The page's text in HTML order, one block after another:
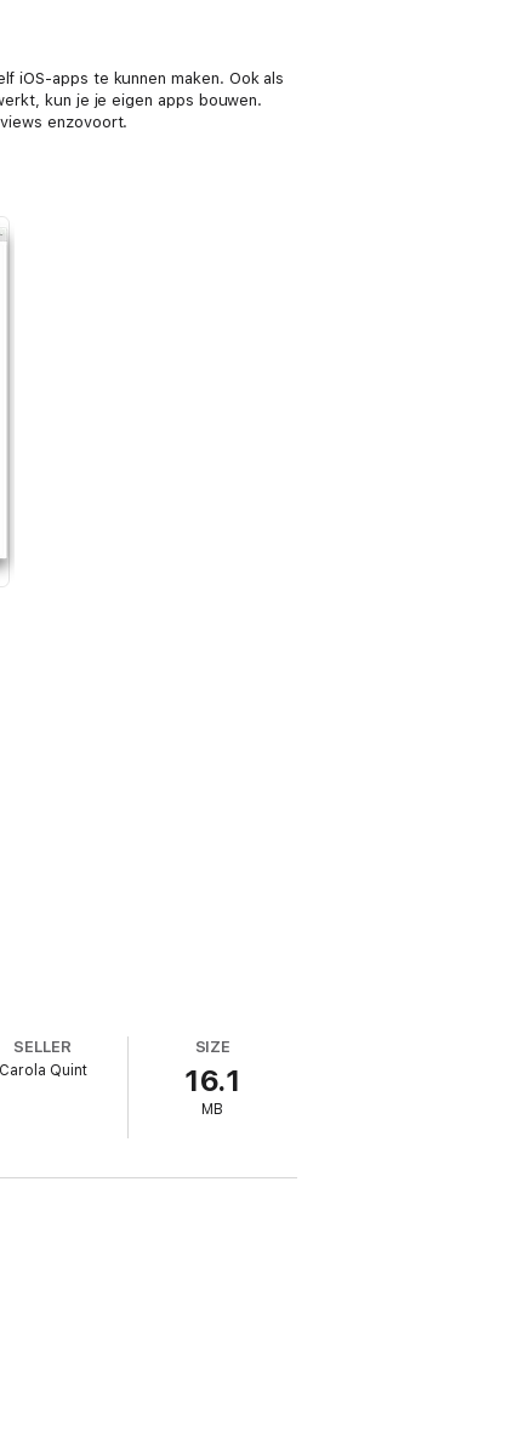
iOS-apps te kunnen maken. Ook als
kun je je eigen apps bouwen.
enzovoort.
SELLER
Carola Quint
SIZE
16.1
MB